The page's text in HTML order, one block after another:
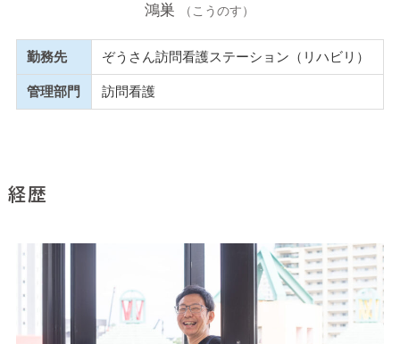
鴻巣 （こうのす）
勤務先 ぞうさん訪問看護ステーション（リハビリ）
管理部門 訪問看護
経歴